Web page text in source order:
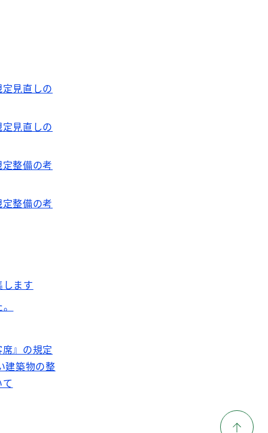
見直しの
見直しの
整備の考
整備の考
ます
』の規定
建築物の整